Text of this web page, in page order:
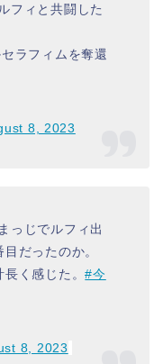
フィと共闘した
ラフィムを奪還
8, 2023
っじでルフィ出
だったのか。
長く感じた。#今
8, 2023